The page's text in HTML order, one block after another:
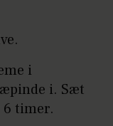
i
i. Sæt
timer.